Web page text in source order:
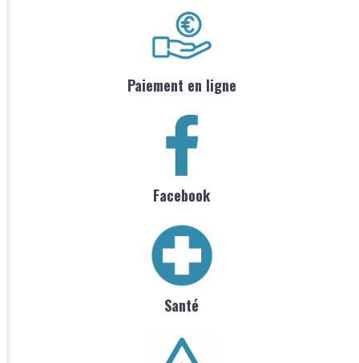
Paiement en ligne
Facebook
Santé